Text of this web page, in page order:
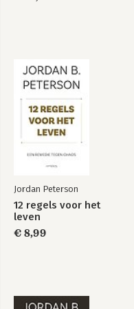
12 regels voor het
leven
Jordan Peterson
12 regels voor het
leven
€ 8,99